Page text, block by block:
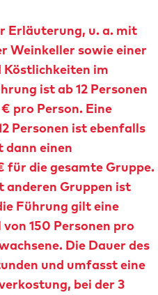
Erläuterung, u. a. mit
Weinkeller sowie einer
Köstlichkeiten im
ist ab 12 Personen
pro Person. Eine
Personen ist ebenfalls
dann einen
für die gesamte Gruppe.
anderen Gruppen ist
Führung gilt eine
150 Personen pro
Die Dauer des
und umfasst eine
bei der 3